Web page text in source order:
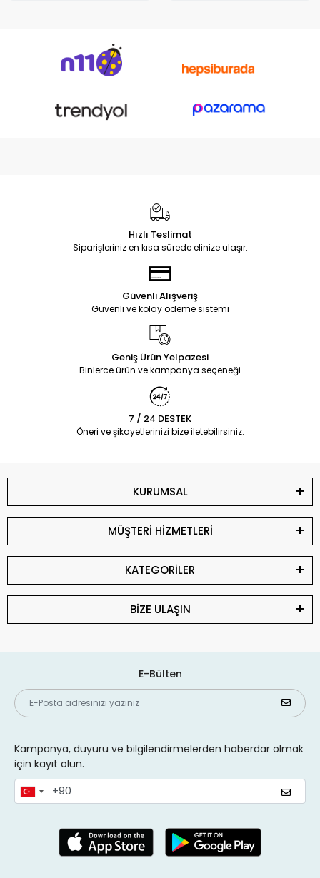
Hızlı Teslimat
Siparişleriniz en kısa sürede elinize ulaşır.
Güvenli Alışveriş
Güvenli ve kolay ödeme sistemi
Geniş Ürün Yelpazesi
Binlerce ürün ve kampanya seçeneği
7 / 24 DESTEK
Öneri ve şikayetlerinizi bize iletebilirsiniz.
KURUMSAL
MÜŞTERİ HİZMETLERİ
KATEGORİLER
BİZE ULAŞIN
E-Bülten
Kampanya, duyuru ve bilgilendirmelerden haberdar olmak
için kayıt olun.